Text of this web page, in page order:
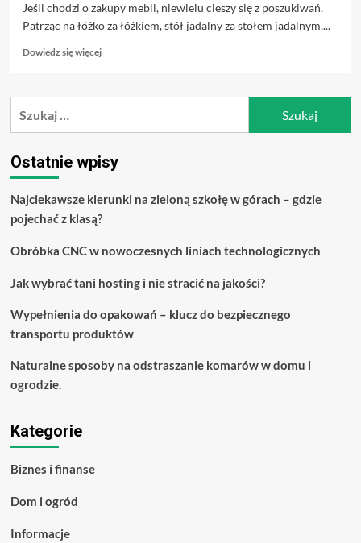
Jeśli chodzi o zakupy mebli, niewielu cieszy się z poszukiwań.
Patrząc na łóżko za łóżkiem, stół jadalny za stołem jadalnym,...
Dowiedz się więcejDowiedz
o
jest
łatwa
temu
artykułowi
Ostatnie wpisy
Najciekawsze kierunki na zieloną szkołę w górach – gdzie
pojechać z klasą?
Obróbka CNC w nowoczesnych liniach technologicznych
Jak wybrać tani hosting i nie stracić na jakości?
Wypełnienia do opakowań – klucz do bezpiecznego
transportu produktów
Naturalne sposoby na odstraszanie komarów w domu i
ogrodzie.
Kategorie
Biznes i finanse
Dom i ogród
Informacje